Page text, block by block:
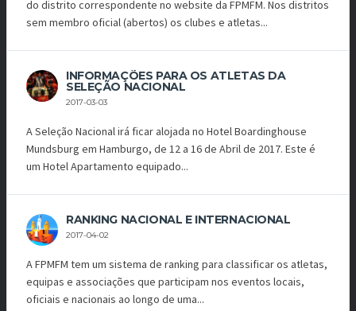
do distrito correspondente no website da FPMFM. Nos distritos
sem membro oficial (abertos) os clubes e atletas...
INFORMAÇÕES PARA OS ATLETAS DA
SELEÇÃO NACIONAL
2017-03-03
A Seleção Nacional irá ficar alojada no Hotel Boardinghouse
Mundsburg em Hamburgo, de 12 a 16 de Abril de 2017. Este é
um Hotel Apartamento equipado...
RANKING NACIONAL E INTERNACIONAL
2017-04-02
A FPMFM tem um sistema de ranking para classificar os atletas,
equipas e associações que participam nos eventos locais,
oficiais e nacionais ao longo de uma...